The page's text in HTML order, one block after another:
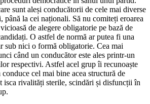
sunt aleși conducătorii de cele mai diverse
la cei naționali. Să nu comiteți eroarea
de alegere obligatorie pe bază de
O astfel de normă ar putea fi una
sub nici o formă obligatorie. Cea mai
când un conducător este ales printr-un
respectivi. Astfel acel grup îi recunoaște
cel mai bine acea structură de
isca rivalități sterile, scindări și disfuncții în